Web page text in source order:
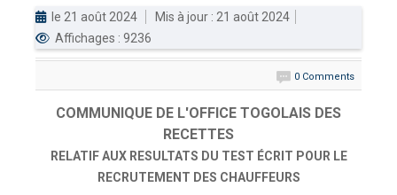
ACTUALITES
Toute l'actualité!
le 21 août 2024
Mis à jour : 21 août 2024
Affichages : 9236
0 Comments
COMMUNIQUE DE L'OFFICE TOGOLAIS DES
RECETTES
RELATIF AUX RESULTATS DU TEST ÉCRIT POUR LE
RECRUTEMENT DES CHAUFFEURS